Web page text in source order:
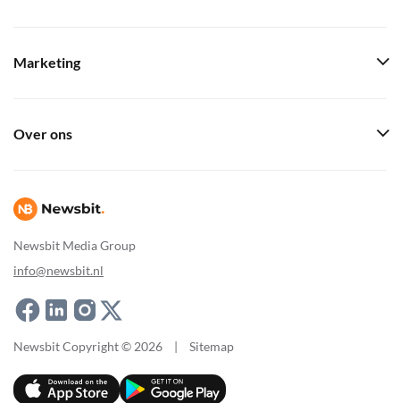
Newsbit Media Group
info@newsbit.nl
Marketing
Over ons
Newsbit Copyright © 2026 | Sitemap